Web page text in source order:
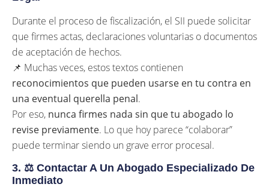
Durante el proceso de fiscalización, el SII puede solicitar
que firmes actas, declaraciones voluntarias o documentos
de aceptación de hechos.
📌 Muchas veces, estos textos contienen
reconocimientos que pueden usarse en tu contra en
una eventual querella penal.
Por eso, nunca firmes nada sin que tu abogado lo
revise previamente. Lo que hoy parece “colaborar”
puede terminar siendo un grave error procesal.
3. ⚖️ Contactar A Un Abogado Especializado De
Inmediato